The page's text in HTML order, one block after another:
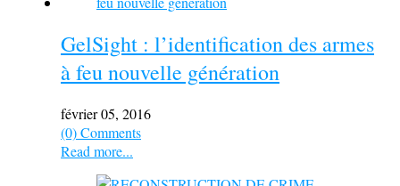
GelSight : l’identification des armes
à feu nouvelle génération
février 05, 2016
(0) Comments
Read more...